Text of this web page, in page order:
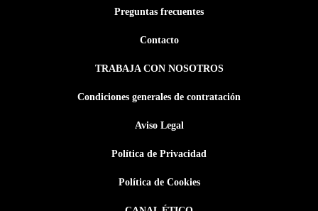
Preguntas frecuentes
Contacto
TRABAJA CON NOSOTROS
Condiciones generales de contratación
Aviso Legal
Política de Privacidad
Política de Cookies